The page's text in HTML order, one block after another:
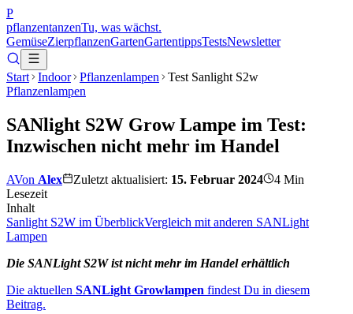
P
pflanzentanzenTu, was wächst.
GemüseZierpflanzenGartenGartentippsTestsNewsletter
Start Indoor Pflanzenlampen
Test Sanlight S2w
Pflanzenlampen
SANlight S2W Grow Lampe im Test:
Inzwischen nicht mehr im Handel
AVon Alex Zuletzt aktualisiert: 15. Februar 2024 4 Min
Lesezeit
Inhalt
Sanlight S2W im ÜberblickVergleich mit anderen SANLight
Lampen
Die SANLight S2W ist nicht mehr im Handelerhältlich
Die aktuellen SANLight Growlampen findest Du in diesem
Beitrag.